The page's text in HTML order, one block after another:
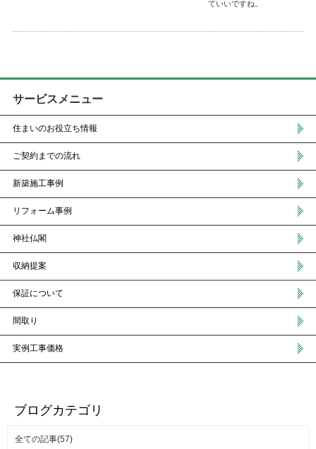
ていいですね。
サービスメニュー
住まいのお役立ち情報
ご契約までの流れ
新築施工事例
リフォーム事例
神社仏閣
収納提案
保証について
間取り
実例工事価格
ブログカテゴリ
全ての記事(57)